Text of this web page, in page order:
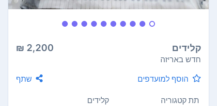
קלידים 2,200 ₪
חדש באריזה
הוסף למועדפים
שתף
תת קטגוריה
קלידים